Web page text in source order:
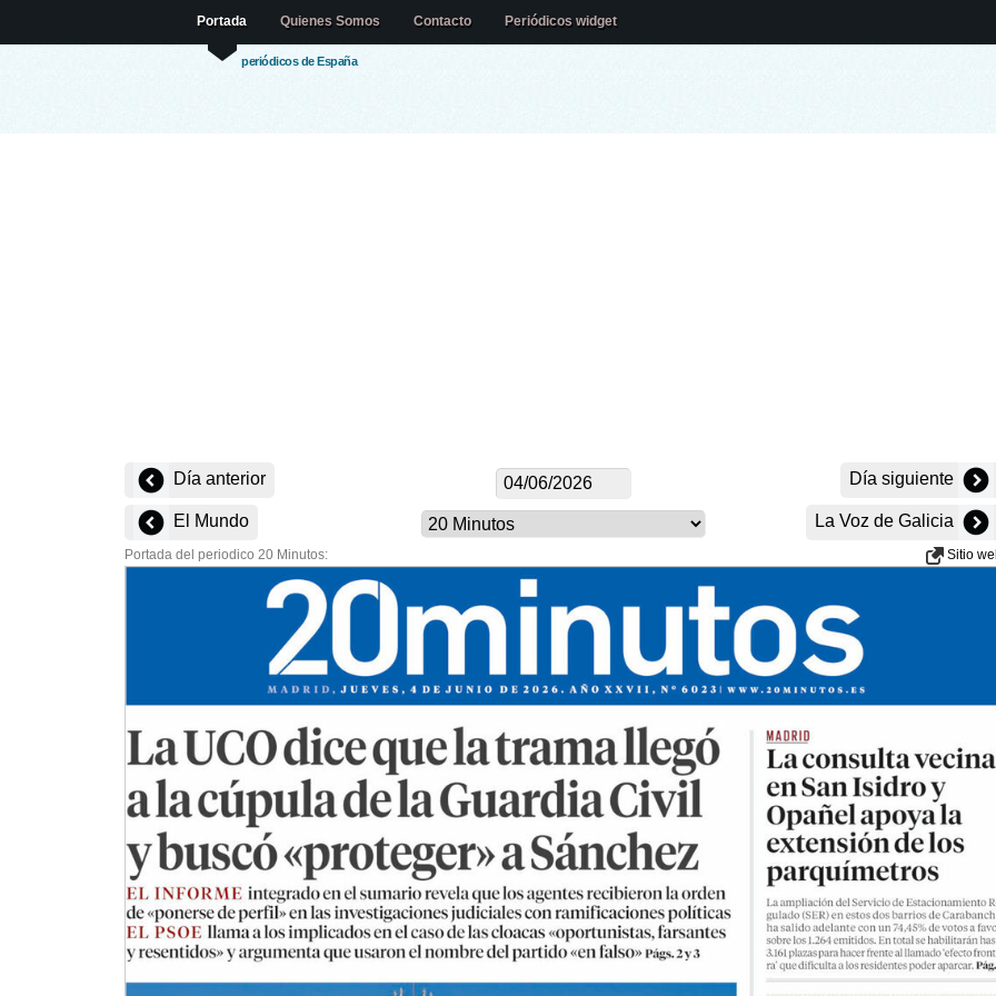
periódicos de España
Portada Quienes Somos Contacto Periódicos widget
Día anterior Día siguiente
El Mundo La Voz de Galicia
Portada del periodico 20 Minutos: Sitio